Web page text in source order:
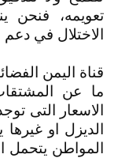
تعويمه، فنحن
الاختلال في
قناة اليمن
ما عن
الاسعار التى
الديزل او
المواطن يتحمل